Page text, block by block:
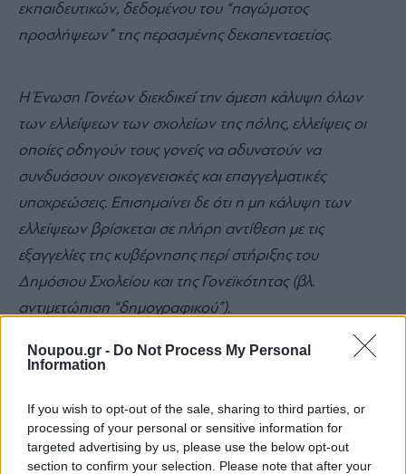
Noupou.gr - Do Not Process My Personal
Information
If you wish to opt-out of the sale, sharing to third parties, or
processing of your personal or sensitive information for
targeted advertising by us, please use the below opt-out
section to confirm your selection. Please note that after your
εκπαιδευτικών, δεδομένου του “παγώματος
προσλήψεων” της περασμένης δεκαπενταετίας.
Η Ένωση Γονέων διεκδικεί την άμεση κάλυψη όλων
των ελλείψεων των σχολείων της πόλης, ελλείψεις οι
οποίες οδηγούν τους γονείς να αδυνατούν να
συνδυάσουν οικογενειακές και επαγγελματικές
υποχρεώσεις. Επισημαίνει δε ότι η μη κάλυψη των
ελλείψεων βρίσκεται σε πλήρη αντίθεση με τις
εξαγγελίες της κυβέρνησης περί στήριξης του
Δημόσιου Σχολείου και της Γονεϊκότητας (βλ.
αντιμετώπιση “δημογραφικού”).
Απαιτούμε την άμεση, ορθή και ομαλή λειτουργία του
προγράμματος και την κάλυψη όλων των κενών
θέσεων εκπαιδευτικών, παράλληλης στήριξης και